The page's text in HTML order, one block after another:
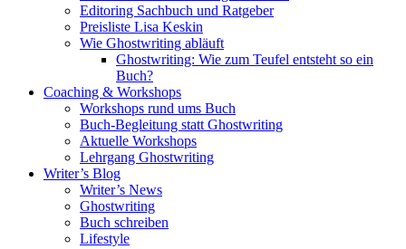
Editoring Sachbuch und Ratgeber
Preisliste Lisa Keskin
Wie Ghostwriting abläuft
Ghostwriting: Wie zum Teufel entsteht so ein
Buch?
Coaching & Workshops
Workshops rund ums Buch
Buch-Begleitung statt Ghostwriting
Aktuelle Workshops
Lehrgang Ghostwriting
Writer’s Blog
Writer’s News
Ghostwriting
Buch schreiben
Lifestyle